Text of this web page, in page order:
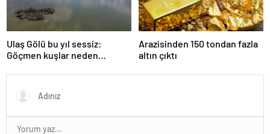
Ulaş Gölü bu yıl sessiz:
Göçmen kuşlar neden
Arazisinden 150 tondan fazla
altın çıktı